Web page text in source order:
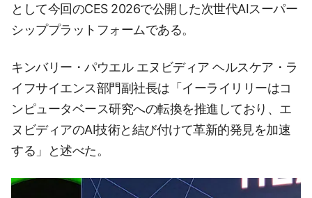
として今回のCES 2026で公開した次世代AIスーパー
シッププラットフォームである。
キンバリー・パウエル エヌビディア ヘルスケア・ラ
イフサイエンス部門副社長は「イーライリリーはコ
ンピュータベース研究への転換を推進しており、エ
ヌビディアのAI技術と結び付けて革新的発見を加速
する」と述べた。